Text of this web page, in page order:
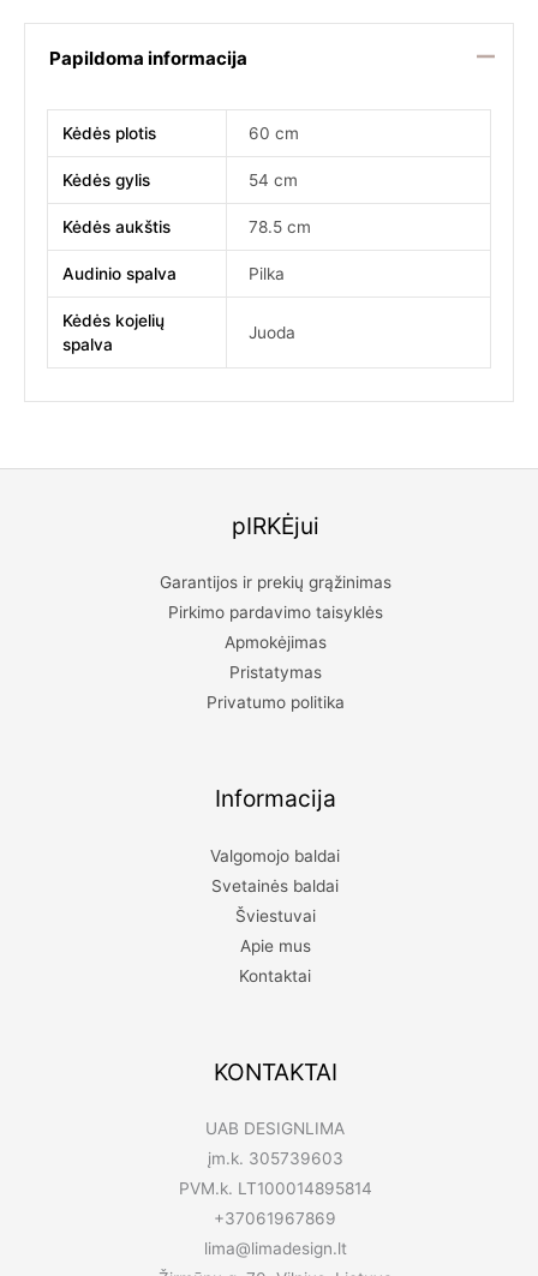
Papildoma informacija
Kėdės plotis 60 cm
Kėdės gylis 54 cm
Kėdės aukštis 78.5 cm
Audinio spalva Pilka
Kėdės kojelių
spalva
Juoda
pIRKĖjui
Garantijos ir prekių grąžinimas
Pirkimo pardavimo taisyklės
Apmokėjimas
Pristatymas
Privatumo politika
Informacija
Valgomojo baldai
Svetainės baldai
Šviestuvai
Apie mus
Kontaktai
KONTAKTAI
UAB DESIGNLIMA
įm.k. 305739603
PVM.k. LT100014895814
+37061967869
lima@limadesign.lt